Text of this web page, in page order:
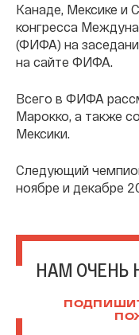
Канаде, Мексике и
конгресса
(ФИФА) на
на сайте ФИФА.
Всего в ФИФА
Марокко, а также
Мексики.
Следующий
ноябре и декабре
НАМ